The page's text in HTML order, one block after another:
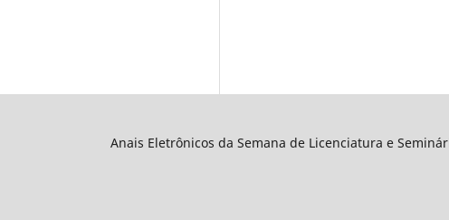
Anais Eletrônicos da Semana de Licenciatura e